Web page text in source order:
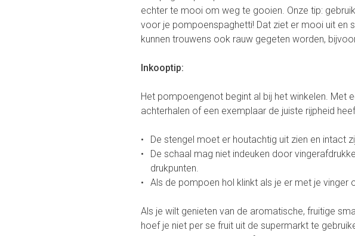
echter te mooi om weg te gooien. Onze tip:
voor je pompoenspaghetti! Dat ziet er mooi uit en
kunnen trouwens ook rauw gegeten worden,
Inkooptip:
Het pompoengenot begint al bij het winkelen. Met
achterhalen of een exemplaar de juiste rijpheid
De stengel moet er houtachtig uit zien en intact
De schaal mag niet indeuken door
drukpunten.
Als de pompoen hol klinkt als je er met je vinger
Als je wilt genieten van de aromatische, fruitige
hoef je niet per se fruit uit de supermarkt te